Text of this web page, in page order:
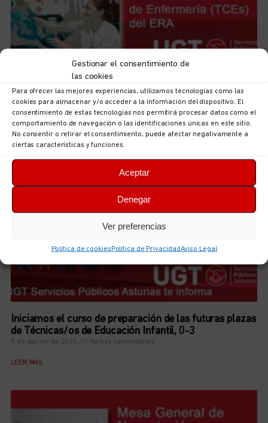
Gestionar el consentimiento de
las cookies
Para ofrecer las mejores experiencias, utilizamos tecnologías como las
cookies para almacenar y/o acceder a la información del dispositivo. El
consentimiento de estas tecnologías nos permitirá procesar datos como el
comportamiento de navegación o las identificaciones únicas en este sitio.
No consentir o retirar el consentimiento, puede afectar negativamente a
ciertas características y funciones.
Aceptar
Denegar
Ver preferencias
Política de cookiesPolítica de PrivacidadAviso Legal
Iniciamos el curso de preparación de las futuras plazas
de Técnicas/os en Cuidados de Enfermería (TCEs) del
ERA
6 de agosto de 2026 No hay comentarios
Iniciamos el curso de preparación de las futuras plazas
de Técnicas/os de Educación Infantil, 0-3
5 de agosto de 2026 No hay comentarios
LEER MÁS